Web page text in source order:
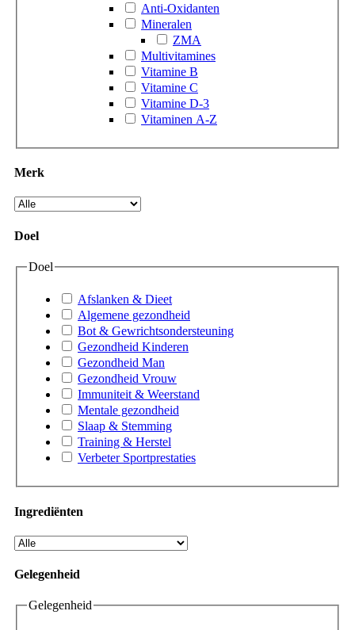
Anti-Oxidanten
Mineralen
ZMA
Multivitamines
Vitamine B
Vitamine C
Vitamine D-3
Vitaminen A-Z
Merk
Doel
Doel
Afslanken & Dieet
Algemene gezondheid
Bot & Gewrichtsondersteuning
Gezondheid Kinderen
Gezondheid Man
Gezondheid Vrouw
Immuniteit & Weerstand
Mentale gezondheid
Slaap & Stemming
Training & Herstel
Verbeter Sportprestaties
Ingrediënten
Gelegenheid
Gelegenheid